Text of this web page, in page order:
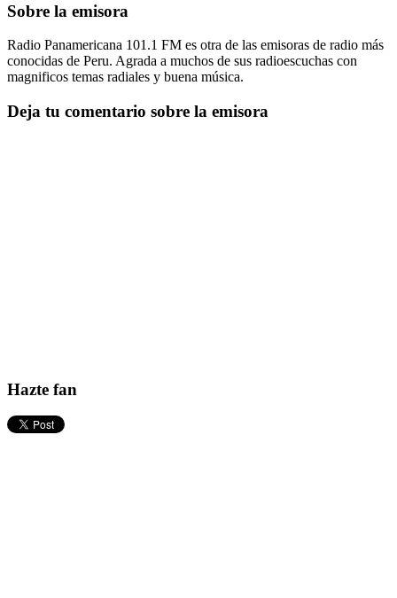
Sobre la emisora
Radio Panamericana 101.1 FM es otra de las emisoras de radio más
conocidas de Peru. Agrada a muchos de sus radioescuchas con
magnificos temas radiales y buena música.
Deja tu comentario sobre la emisora
Hazte fan